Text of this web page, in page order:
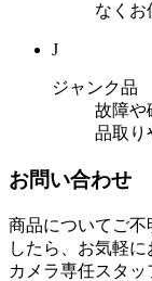
なくお
J
ジャンク品
故障や
品取り
お問い合わせ
商品についてご不
したら、お気軽に
カメラ専任スタッ